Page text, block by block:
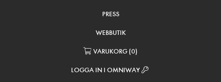
PRESS
WEBBUTIK
VARUKORG (0)
LOGGA IN I OMNIWAY